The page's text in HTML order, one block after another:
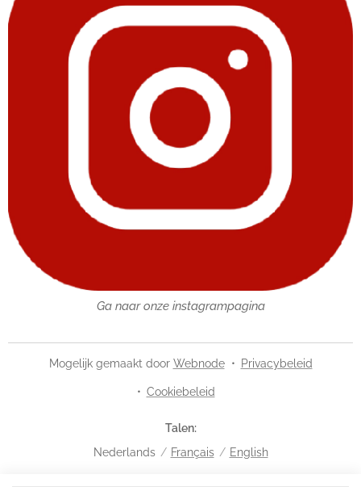
Ga naar onze instagrampagina
Mogelijk gemaakt door Webnode Privacybeleid
Cookiebeleid
Talen
Nederlands
Français English